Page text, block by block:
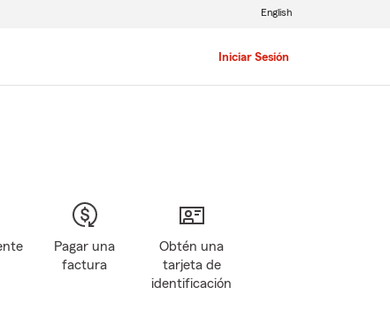
Iniciar Sesión
English
Pagar una
factura
Obtén una
tarjeta de
identificación